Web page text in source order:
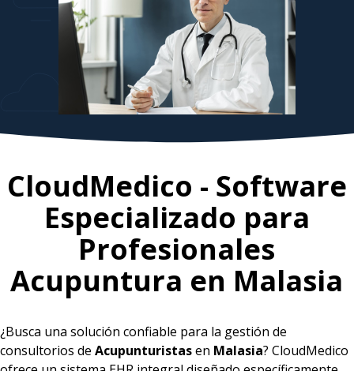
CloudMedico - Software
Especializado para
Profesionales
Acupuntura en Malasia
¿Busca una solución confiable para la gestión de
consultorios de Acupunturistasen Malasia? CloudMedico